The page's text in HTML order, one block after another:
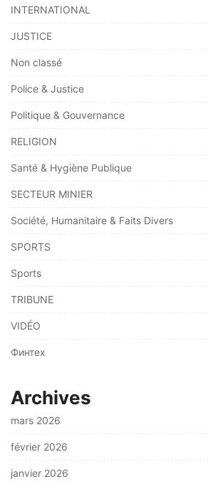
INTERNATIONAL
JUSTICE
Non classé
Police & Justice
Politique & Gouvernance
RELIGION
Santé & Hygiène Publique
SECTEUR MINIER
Société, Humanitaire & Faits Divers
SPORTS
Sports
TRIBUNE
VIDÉO
Финтех
Archives
mars 2026
février 2026
janvier 2026